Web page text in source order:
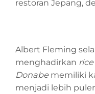
restoran Jepang,
Albert Fleming
menghadirkan
Donabememiliki
menjadi lebih